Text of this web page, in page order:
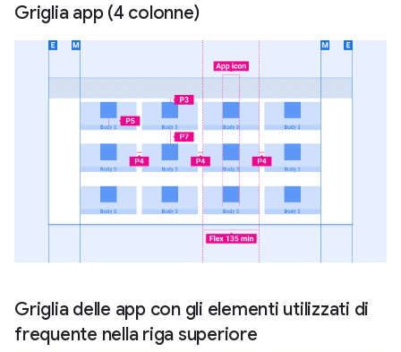
Griglia app (4 colonne)
Griglia delle app con gli elementi utilizzati di
frequente nella riga superiore